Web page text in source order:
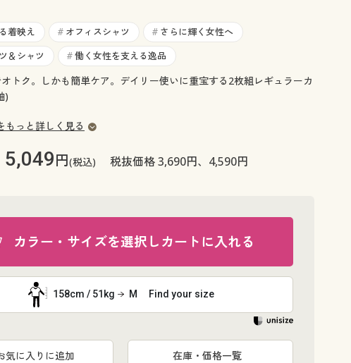
大きいサイズ 事務・制服
着映え # オフィスシャツ # さらに輝く女性へ
＆シャツ # 働く女性を支える逸品
トク。しかも簡単ケア。デイリー使いに重宝する2枚組レギュラーカ
)
もっと詳しく見る
5,049円(税込) 税抜価格 3,690円、4,590円
カラー・サイズを選択しカートに入れる
158cm / 51kg M Find your size
気に入りに追加 在庫・価格一覧